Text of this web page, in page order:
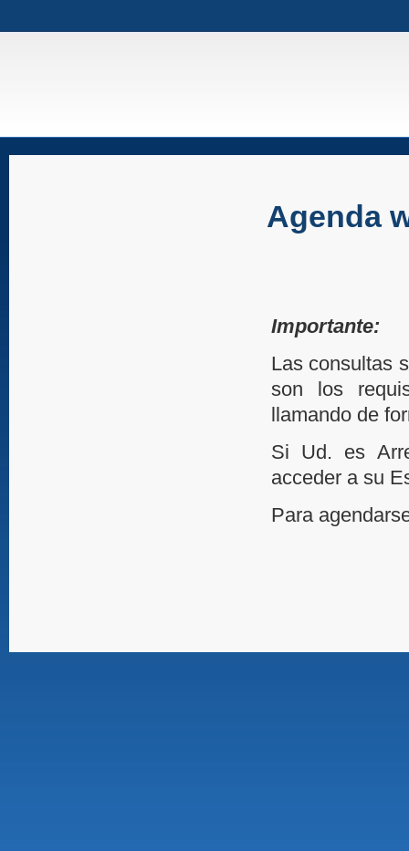
Agenda
Importante:
Las consultas
son los
llamando de
Si Ud. es
acceder a su
Para